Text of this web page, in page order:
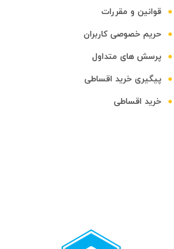
قوانین و مقررات
حریم خصوصی کاربران
پرسش های متداول
پیگیری خرید اقساطی
خرید اقساطی